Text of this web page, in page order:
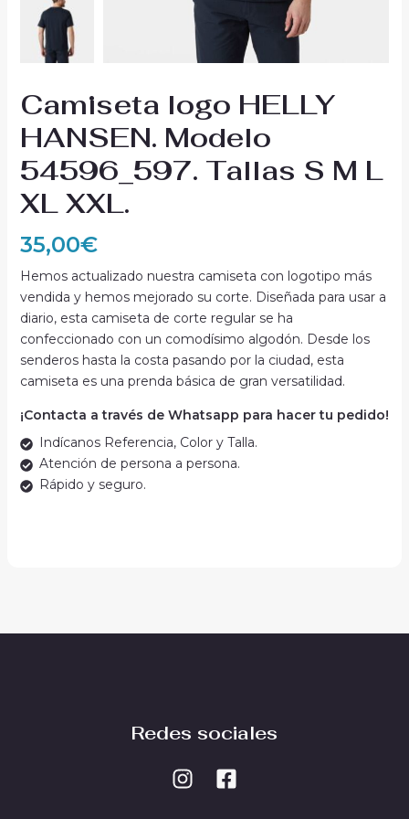
Camiseta logo HELLY
HANSEN. Modelo
54596_597. Tallas S M L
XL XXL.
35,00€
Hemos actualizado nuestra camiseta con logotipo más
vendida y hemos mejorado su corte. Diseñada para usar a
diario, esta camiseta de corte regular se ha
confeccionado con un comodísimo algodón. Desde los
senderos hasta la costa pasando por la ciudad, esta
camiseta es una prenda básica de gran versatilidad.
¡Contacta a través de Whatsapp para hacer tu pedido!
Indícanos Referencia, Color y Talla.
Atención de persona a persona.
Rápido y seguro.
Redes sociales